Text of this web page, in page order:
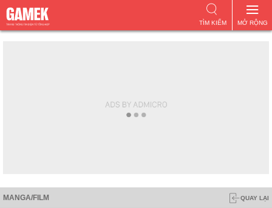
MỞ RỘNG
TÌM KIẾM
MANGA/FILM QUAY LẠI